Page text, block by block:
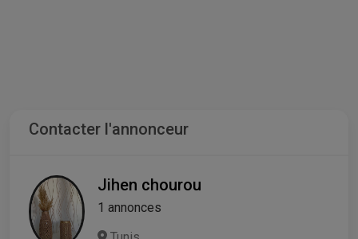
Contacter l'annonceur
Jihen chourou
1 annonces